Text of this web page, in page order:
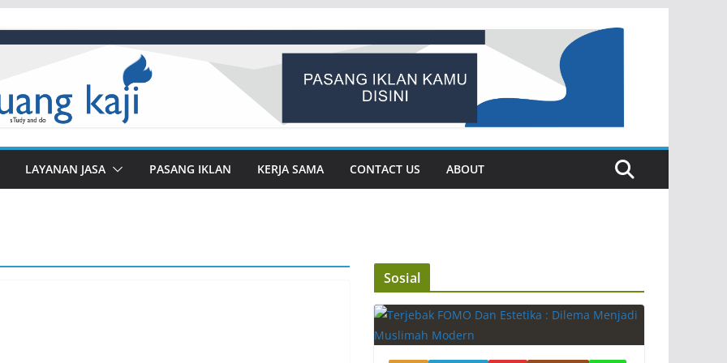
LAYANAN JASA PASANG IKLAN KERJA SAMA CONTACT US ABOUT
Sosial